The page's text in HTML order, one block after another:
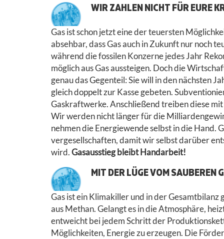
WIR ZAHLEN NICHT FÜR EURE
Gas ist schon jetzt eine der teuersten
absehbar, dass Gas auch in Zukunft nur noch
während die fossilen Konzerne jedes Jahr
möglich aus Gas aussteigen. Doch die
genau das Gegenteil: Sie will in den nächsten
gleich doppelt zur Kasse gebeten.
Gaskraftwerke. Anschließend treiben diese
Wir werden nicht länger für die
nehmen die Energiewende selbst in die Hand.
vergesellschaften, damit wir selbst darüber
wird.Gasausstieg bleibt Handarbeit!
MIT DER LÜGE VOM SAUBEREN
Gas ist ein Klimakiller und in der Gesamtbilanz
aus Methan. Gelangt es in die Atmosphäre,
entweicht bei jedem Schritt der
Möglichkeiten, Energie zu erzeugen. Die